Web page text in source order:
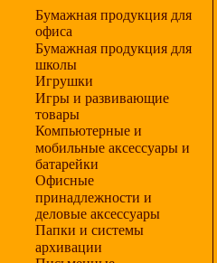
Бумажная продукция для
офиса
Бумажная продукция для
школы
Игрушки
Игры и развивающие
товары
Компьютерные и
мобильные аксессуары и
батарейки
Офисные
принадлежности и
деловые аксессуары
Папки и системы
архивации